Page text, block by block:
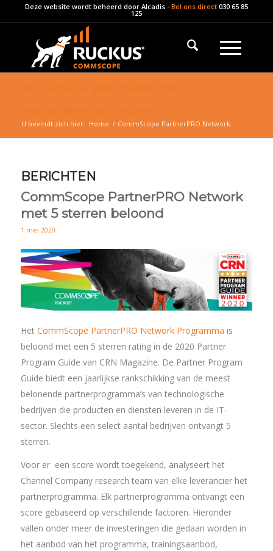
Deze website wordt beheerd door Alcadis- Bel ons direct 030 65 85
125
U bevindt zich hier: Home / CommScope PartnerPRO Network
BERICHTEN
CommScope PartnerPRO Network
met 5 sterren beloond
1 mei 2020
Het CommScope PartnerPRO Network Programma is
beloond met een 5 sterren rating in de 2020 Partner
Program Guide van CRN Magazine. De Partner Program
Guide biedt een jaarlijkse rankschikking van de meest
belonende partnerprogramma’s van technologische
bedrijven die producten en diensten leveren in de IT-
sector. Slechts een select aantal bedrijven ontvangt 5
sterren.
Voor er een score wordt toegekend, analyseert het
Channel Company research team van elke leverancier het
partnerprogramma. Elk partnerprogramma ontvangt een
score gebaseerd op verschillende factoren. Hieronder
vallen onder meer de investeringen die gedaan worden in
het aanbod van het programma, trainingsaanbod,